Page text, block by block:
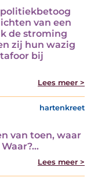
van een
de stroming
zij hun wazig
bij
Lees meer >
hartenkreet
van toen, waar
Lees meer >